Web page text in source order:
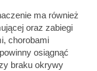
ma również
oraz zabiegi
chorobami
osiągnąć
braku okrywy